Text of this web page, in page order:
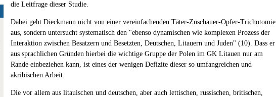
die Leitfrage dieser Studie.
Dabei geht Dieckmann nicht von einer vereinfachenden Täter-Zuschauer-Opfer-Trichotomie
aus, sondern untersucht systematisch den "ebenso dynamischen wie komplexen Prozess der
Interaktion zwischen Besatzern und Besetzten, Deutschen, Litauern und Juden" (10). Dass er
aus sprachlichen Gründen hierbei die wichtige Gruppe der Polen im GK Litauen nur am
Rande einbeziehen kann, ist eines der wenigen Defizite dieser so umfangreichen und
akribischen Arbeit.
Die vor allem aus litauischen und deutschen, aber auch lettischen, russischen, britischen,